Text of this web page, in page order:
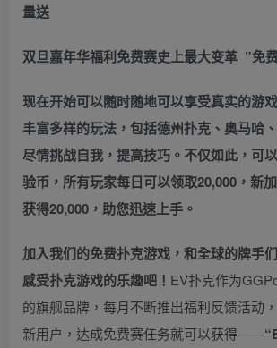
量送
双旦嘉年华福利免费赛史上最大变革 ”免
现在开始可以随时随地可以享受真实的游
丰富多样的玩法，包括德州扑克、奥马哈
尽情挑战自我，提高技巧。不仅如此， 可
验币，所有玩家每日可以领取20,000，新
获得20,000，助您迅速上手。
加入我们的免费扑克游戏，和全球的牌手
感受扑克游戏的乐趣吧！ EV扑克作为
的旗舰品牌，每月不断推出福利反馈活动
新用户，达成免费赛任务就可以获得——